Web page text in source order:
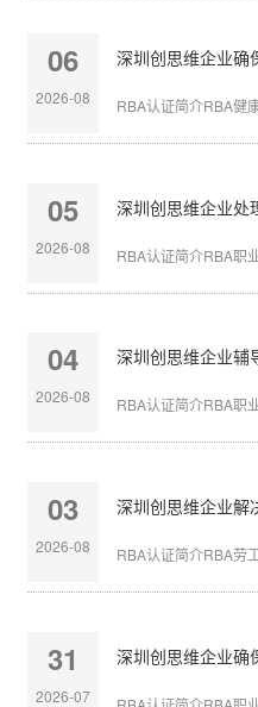
06
2026-08
深圳创思维企业确
RBA认证简介RBA健
05
2026-08 RBA认证简介RBA职
04
2026-08 RBA认证简介RBA职
03
2026-08 RBA认证简介RBA劳
31
2026-07